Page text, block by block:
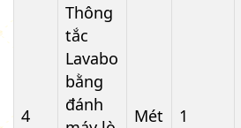
4
Thông
tắc
Lavabo
bằng
đánh
Mét 1